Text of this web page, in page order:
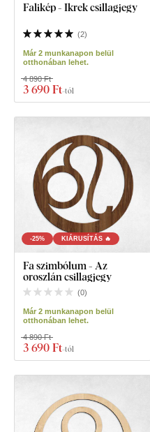
Falikép - Ikrek csillagjegy
(2)
Már 2 munkanapon belül
otthonában lehet.
3 690 Ft-tól
4 890 Ft
-25% KIÁRUSÍTÁS 🔥
Fa szimbólum - Az
oroszlán csillagjegy
(0)
Már 2 munkanapon belül
otthonában lehet.
3 690 Ft-tól
4 890 Ft